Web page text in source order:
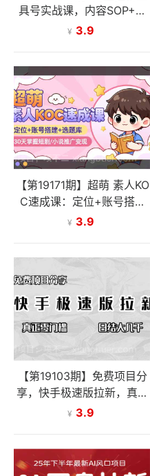
具号实战课，内容SOP+被
动引流+多端变现，打造持
¥ 3.9
【第19171期】超萌 素人KO
C速成课：定位+账号搭建
+选题库，30天掌握短剧/小
¥ 3.9
【第19103期】免费项目分
享，快手极速版拉新，真正
零门槛，日结大几千
¥ 3.9